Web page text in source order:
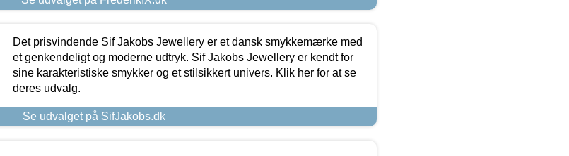
Det prisvindende Sif Jakobs Jewellery er et dansk smykkemærke med
et genkendeligt og moderne udtryk. Sif Jakobs Jewellery er kendt for
sine karakteristiske smykker og et stilsikkert univers. Klik her for at se
deres udvalg.
Se udvalget på SifJakobs.dk